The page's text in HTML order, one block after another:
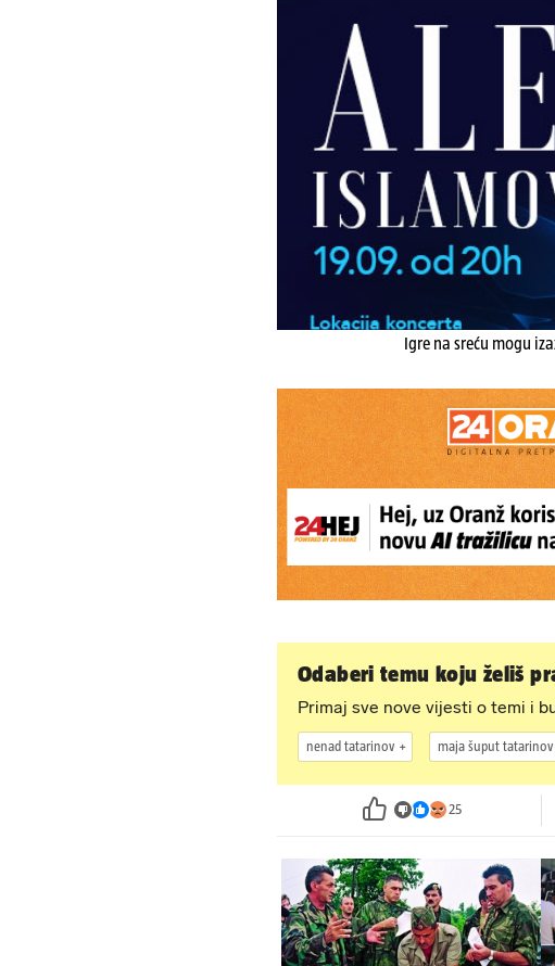
Igre na sreću mogu
Odaberi temu koju želiš
Primaj sve nove vijesti o temi i
nenad tatarinov maja šuput tatarinov
25